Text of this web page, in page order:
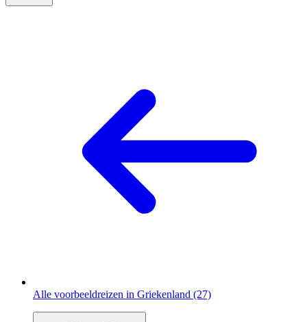
Alle voorbeeldreizen in Griekenland (27)